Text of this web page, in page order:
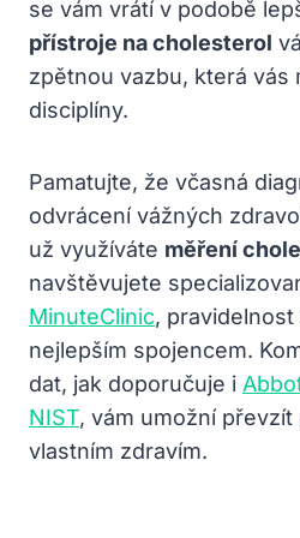
se vám vrátí v podobě
přístroje na cholesterol
zpětnou vazbu, která vás
disciplíny.
Pamatujte, že včasná
odvrácení vážných
už využíváte měření
navštěvujete
MinuteClinic,
nejlepším spojencem.
dat, jak doporučuje i
NIST, vám umožní
vlastním zdravím.